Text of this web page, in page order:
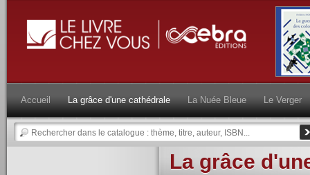
Accueil La grâce d'une cathédrale La Nuée Bleue Le Verger
La grâce